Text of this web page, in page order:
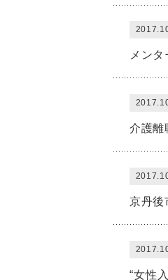
メン
介護離
京丹後
“女性